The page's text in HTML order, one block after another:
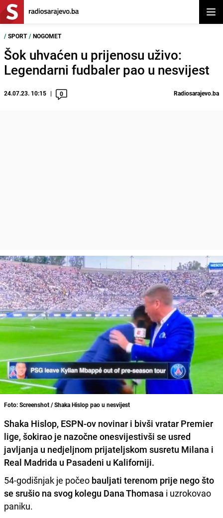
/ SPORT / NOGOMET
Šok uhvaćen u prijenosu uživo:
Legendarni fudbaler pao u nesvijest
24.07.23. 10:15 0 Radiosarajevo.ba
Foto: Screenshot / Shaka Hislop pao u nesvijest
Shaka Hislop, ESPN-ov novinar i bivši vratar Premier
lige, šokirao je nazočne onesvijestivši se usred
javljanja u nedjeljnom prijateljskom susretu Milana i
Real Madrida u Pasadeni u Kaliforniji.
54-godišnjak je počeo bauljati terenom prije nego što
se srušio na svog kolegu Dana Thomasa i uzrokovao
paniku.